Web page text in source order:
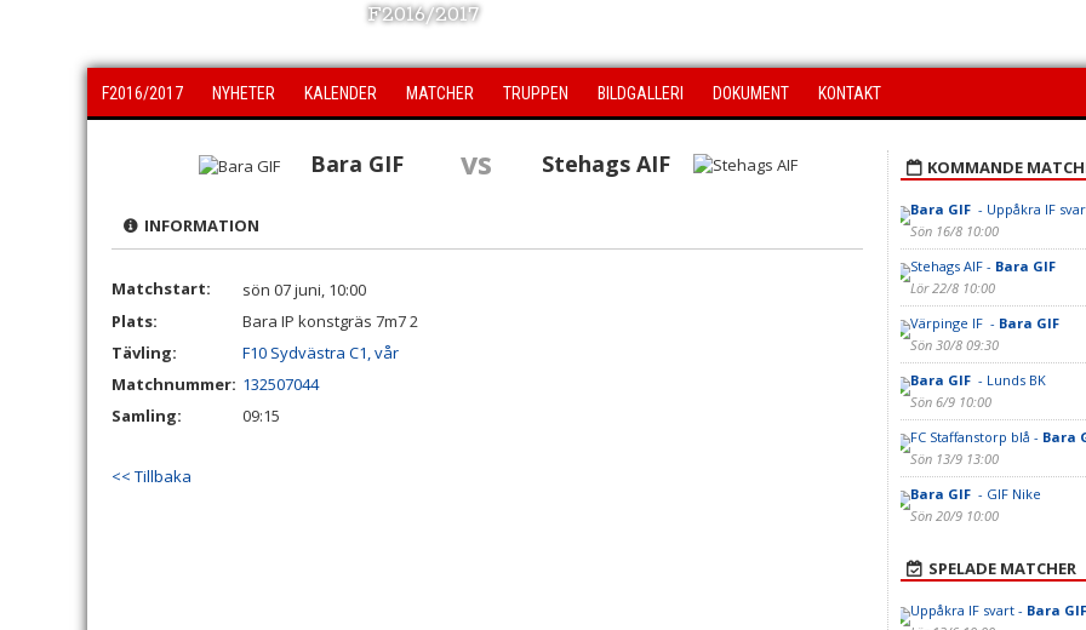
F2016/2017
F2016/2017 NYHETER KALENDER MATCHER TRUPPEN BILDGALLERI DOKUMENT KONTAKT
Bara GIF vs Stehags AIF
INFORMATION
Matchstart:
sön 07 juni, 10:00
Plats:
Bara IP konstgräs 7m7 2
Tävling:
F10 Sydvästra C1, vår
Matchnummer: 132507044
Samling:
09:15
<< Tillbaka
KOMMANDE
Bara GIF - Uppåkra IF
Sön 16/8 10:00
Stehags AIF - Bara GIF
Lör 22/8 10:00
Värpinge IF - Bara GIF
Sön 30/8 09:30
Bara GIF - Lunds BK
Sön 6/9 10:00
FC Staffanstorp blå - Bara
Sön 13/9 13:00
Bara GIF - GIF Nike
Sön 20/9 10:00
SPELADE MATCHER
Uppåkra IF svart - Bara GIF